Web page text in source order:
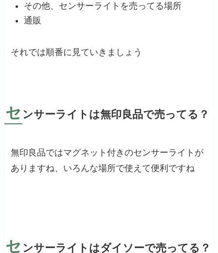
その他、センサーライトを売ってる場所
通販
それでは順番に見ていきましょう
セ ンサーライトは無印良品で売ってる？
無印良品ではマグネット付きのセンサーライトが
ありますね、いろんな場所で使えて便利ですね
セ ンサーライトはダイソーで売ってる？